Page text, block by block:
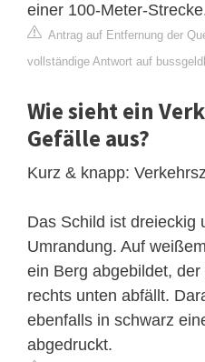
einer 100-Meter-
Antrag auf Entfernung der
vollständige Antwort auf
Wie sieht ein
Gefälle aus?
Kurz & knapp:
Das Schild ist dreieckig
Umrandung. Auf
ein Berg abgebildet,
rechts unten abfällt.
ebenfalls in schwarz
abgedruckt.